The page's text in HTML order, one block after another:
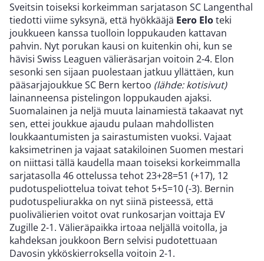
Sveitsin toiseksi korkeimman sarjatason SC Langenthal
tiedotti viime syksynä, että hyökkääjä Eero Eloteki
joukkueen kanssa tuolloin loppukauden kattavan
pahvin. Nyt porukan kausi on kuitenkin ohi, kun se
hävisi Swiss Leaguen välieräsarjan voitoin 2-4. Elon
sesonki sen sijaan puolestaan jatkuu yllättäen, kun
pääsarjajoukkue SC Bern kertoo (lähde: kotisivut)
lainanneensa pistelingon loppukauden ajaksi.
Suomalainen ja neljä muuta lainamiestä takaavat nyt
sen, ettei joukkue ajaudu pulaan mahdollisten
loukkaantumisten ja sairastumisten vuoksi. Vajaat
kaksimetrinen ja vajaat satakiloinen Suomen mestari
on niittasi tällä kaudella maan toiseksi korkeimmalla
sarjatasolla 46 ottelussa tehot 23+28=51 (+17), 12
pudotuspeliottelua toivat tehot 5+5=10 (-3). Bernin
pudotuspeliurakka on nyt siinä pisteessä, että
puolivälierien voitot ovat runkosarjan voittaja EV
Zugille 2-1. Välieräpaikka irtoaa neljällä voitolla, ja
kahdeksan joukkoon Bern selvisi pudotettuaan
Davosin ykköskierroksella voitoin 2-1.